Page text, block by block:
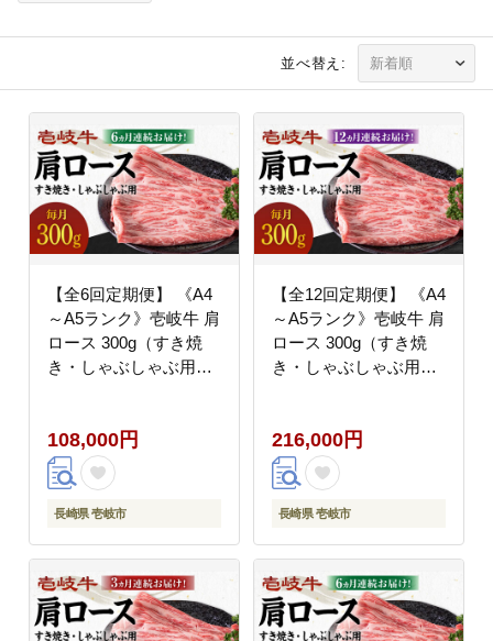
並べ替え:
【全6回定期便】 《A4
～A5ランク》壱岐牛 肩
ロース 300g（すき焼
き・しゃぶしゃぶ用）
すき焼き しゃぶしゃぶ
BBQ 赤身[JBO099]
100000 100000円 10万
円
108,000円
長崎県 壱岐市
【全12回定期便】 《A4
～A5ランク》壱岐牛 肩
ロース 300g（すき焼
き・しゃぶしゃぶ用）
すき焼き しゃぶしゃぶ
BBQ 赤身[JBO100]
200000 200000円 20万
円
216,000円
長崎県 壱岐市